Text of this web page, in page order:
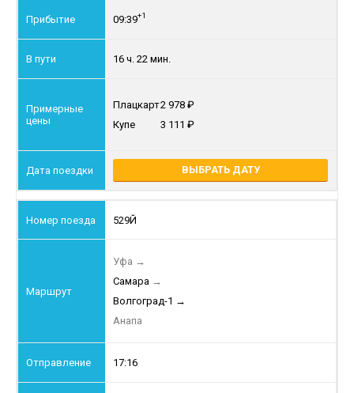
09:39+1
16 ч. 22 мин.
Плацкарт2 978
Купе
3 111
ВЫБРАТЬ ДАТУ
529Й
Уфа →
Самара →
Волгоград-1 →
Анапа
17:16